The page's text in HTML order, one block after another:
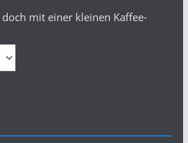
mit einer kleinen Kaffee-